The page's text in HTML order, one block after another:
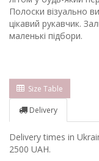
Полоски візуально
цікавий рукавчик.
маленькі підбори.
Size Table
Delivery
Delivery times in
2500 UAH.